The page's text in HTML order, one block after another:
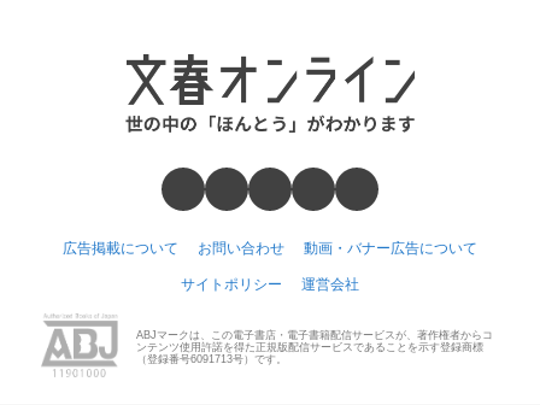
広告掲載について お問い合わせ 動画・バナー広告について
サイトポリシー 運営会社
ABJマークは、この電子書店・電子書籍配信サービスが、著作権者からコ
ンテンツ使用許諾を得た正規版配信サービスであることを示す登録商標
（登録番号6091713号）です。